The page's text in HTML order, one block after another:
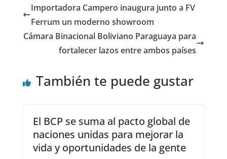
Importadora Campero inaugura junto a FV
Ferrum un moderno showroom
Cámara Binacional Boliviano Paraguaya para
fortalecer lazos entre ambos países
También te puede gustar
El BCP se suma al pacto global de
naciones unidas para mejorar la
vida y oportunidades de la gente